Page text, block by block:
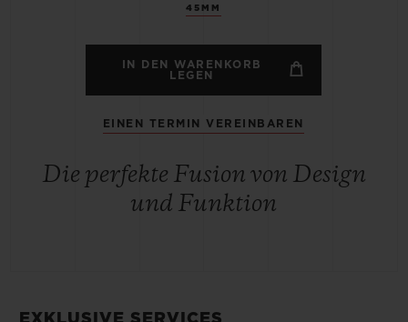
45MM
IN DEN WARENKORB
LEGEN
EINEN TERMIN VEREINBAREN
Die perfekte Fusion von Design
und Funktion